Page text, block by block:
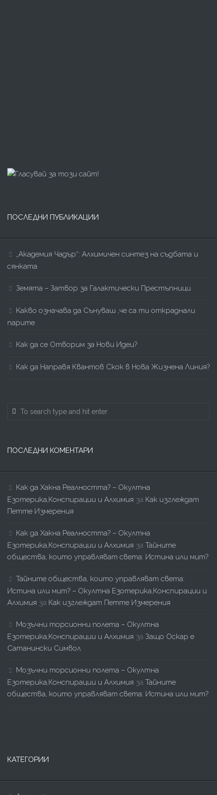
ПОСЛЕДНИ ПУБЛИКАЦИИ
„Академия Чадър“: Алхимичен синтез на съдбата и
сянката
Земята – Затвор за Галактически Престъпници
Kакво означава да Сънуваш ,че са ти откраднали
парите
Как да се Отворим за Нови Идеи?
Как да Направя Квантов Скок в Нова Жизнена Линия?
ПОСЛЕДНИ КОМЕНТАРИ
Как да Хакна Реалността? – Окултна
Езотерика,Конспирации и Алхимия за Как изглеждат
Петте Измерения
Как да Хакна Реалността? – Окултна
Езотерика,Конспирации и Алхимия за Тайните
общества, които управляват света: Истина или мит?
Тайните общества, които управляват света:
Истина или мит? – Окултна Езотерика,Конспирации и
Алхимия за Как изглеждат Петте Измерения
Мозъчни торсионни полета – Окултна
Езотерика,Конспирации и Алхимия за Защо Оскар е
Сатанински Символ
Мозъчни торсионни полета – Окултна
Езотерика,Конспирации и Алхимия за Тайните
общества, които управляват света: Истина или мит?
КАТЕГОРИИ